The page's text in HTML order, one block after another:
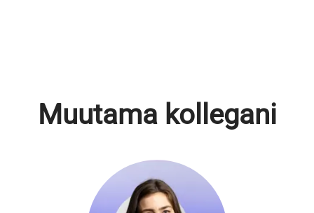
Muutama kollegani